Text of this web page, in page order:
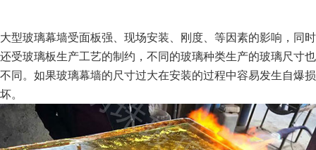
大型玻璃幕墙受面板强、现场安装、刚度、等因素的影响，同时
还受玻璃板生产工艺的制约，不同的玻璃种类生产的玻璃尺寸也
不同。如果玻璃幕墙的尺寸过大在安装的过程中容易发生自爆损
坏。